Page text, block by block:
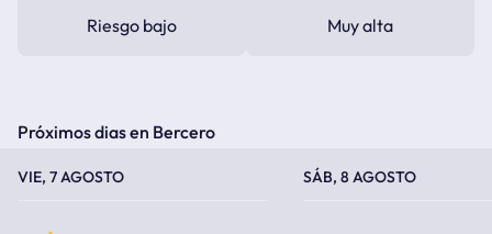
Riesgo bajo Muy alta
Próximos dias en Bercero
VIE, 7 AGOSTO SÁB, 8 AGOSTO